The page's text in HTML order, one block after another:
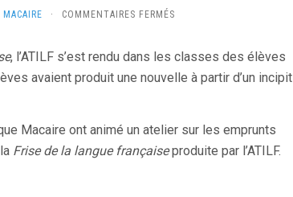
· COMMENTAIRES FERMÉS
NOUVELLE
DE
JUILLET
2021
, l’ATILF s’est rendu dans les classes des élèves
avaient produit une nouvelle à partir d’un incipit
Macaire ont animé un atelier sur les emprunts
Frise de la langue françaiseproduite par l’ATILF.